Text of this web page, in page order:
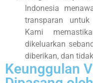
Indonesia
transparan
Kami
dikeluarkan
diberikan, dan
Keunggulan